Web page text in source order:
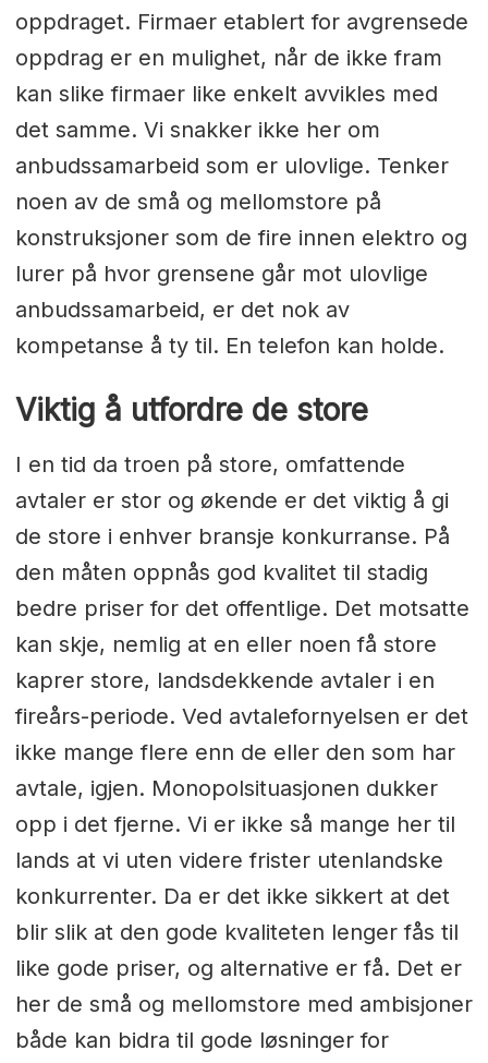
oppdraget. Firmaer etablert for avgrensede
oppdrag er en mulighet, når de ikke fram
kan slike firmaer like enkelt avvikles med
det samme. Vi snakker ikke her om
anbudssamarbeid som er ulovlige. Tenker
noen av de små og mellomstore på
konstruksjoner som de fire innen elektro og
lurer på hvor grensene går mot ulovlige
anbudssamarbeid, er det nok av
kompetanse å ty til. En telefon kan holde.
Viktig å utfordre de store
I en tid da troen på store, omfattende
avtaler er stor og økende er det viktig å gi
de store i enhver bransje konkurranse. På
den måten oppnås god kvalitet til stadig
bedre priser for det offentlige. Det motsatte
kan skje, nemlig at en eller noen få store
kaprer store, landsdekkende avtaler i en
fireårs-periode. Ved avtalefornyelsen er det
ikke mange flere enn de eller den som har
avtale, igjen. Monopolsituasjonen dukker
opp i det fjerne. Vi er ikke så mange her til
lands at vi uten videre frister utenlandske
konkurrenter. Da er det ikke sikkert at det
blir slik at den gode kvaliteten lenger fås til
like gode priser, og alternative er få. Det er
her de små og mellomstore med ambisjoner
både kan bidra til gode løsninger for